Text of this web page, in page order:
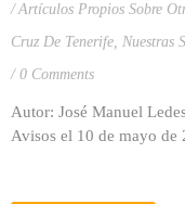
Artículos Propios Sobre
Cruz De Tenerife, Nuestras
0 Comments
Autor: José Manuel
Avisos el 10 de mayo